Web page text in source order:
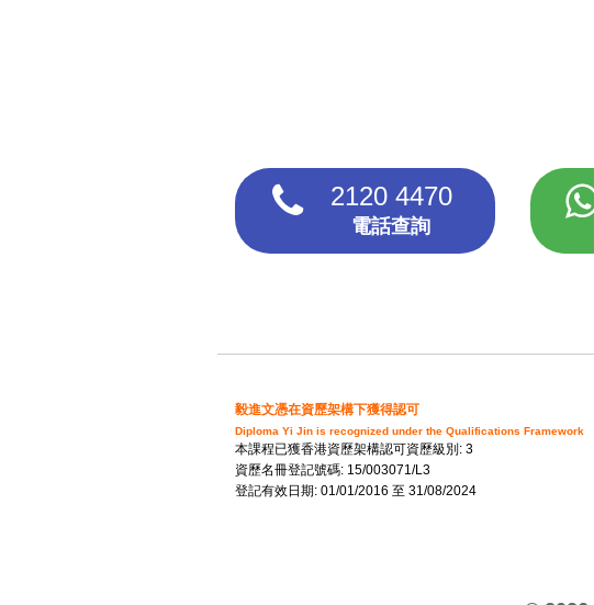
2120 4470
電話查詢
毅進文憑在資歷架構下獲得認可
Diploma Yi Jin is recognized under the Qualifications Framework
本課程已獲香港資歷架構認可資歷級別: 3
資歷名冊登記號碼: 15/003071/L3
登記有效日期: 01/01/2016 至 31/08/2024